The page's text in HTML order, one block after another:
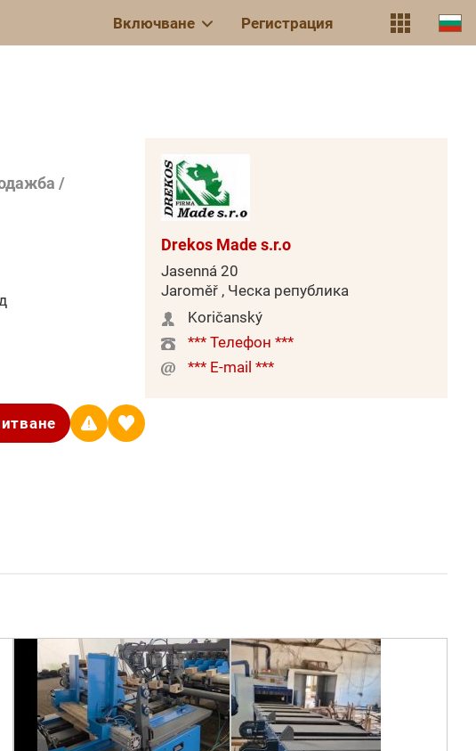
Включване Регистрация
/
Drekos Made s.r.o
Jasenná 20
Jaroměř , Ческа република
Koričanský
*** Телефон ***
*** E-mail ***